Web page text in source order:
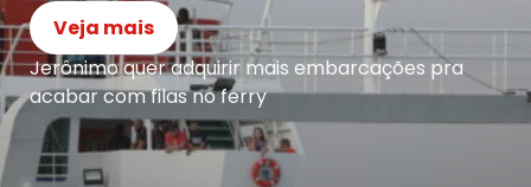
Veja mais
Jerônimo quer adquirir mais embarcações pra
acabar com filas no ferry